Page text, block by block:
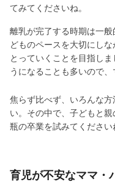
てみてくださいね。
離乳が完了する時期は一
どものペースを大切にし
とっていくことを目指し
うになることも多いので
焦らず比べず、いろんな
い。その中で、子どもと
瓶の卒業を試みてください
育児が不安なママ・